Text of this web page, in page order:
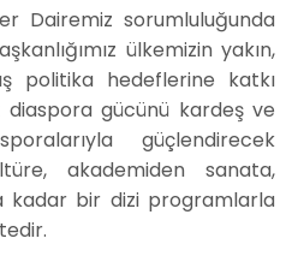
Dairemiz sorumluluğunda
ülkemizin yakın,
politika hedeflerine katkı
gücünü kardeş ve
güçlendirecek
akademiden sanata,
kadar bir dizi programlarla